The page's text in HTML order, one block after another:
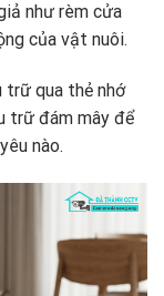
như rèm cửa
của vật nuôi.
trữ qua thẻ nhớ
trữ đám mây để
nào.